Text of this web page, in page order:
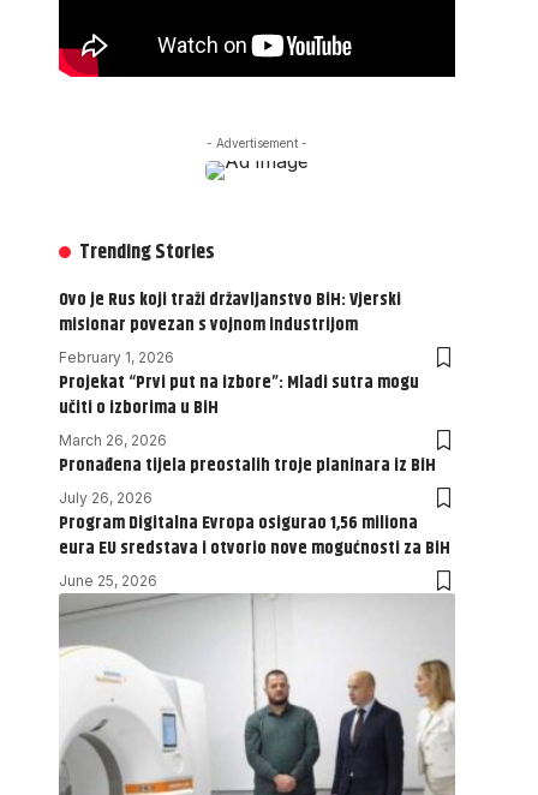
- Advertisement -
Trending Stories
Ovo je Rus koji traži državljanstvo BiH: Vjerski
misionar povezan s vojnom industrijom
February 1, 2026
Projekat “Prvi put na izbore”: Mladi sutra mogu
učiti o izborima u BiH
March 26, 2026
Pronađena tijela preostalih troje planinara iz BiH
July 26, 2026
Program Digitalna Evropa osigurao 1,56 miliona
eura EU sredstava i otvorio nove mogućnosti za BiH
June 25, 2026